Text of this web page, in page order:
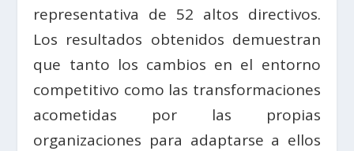
representativa de 52 altos directivos.
Los resultados obtenidos demuestran
que tanto los cambios en el entorno
competitivo como las transformaciones
acometidas por las propias
organizaciones para adaptarse a ellos